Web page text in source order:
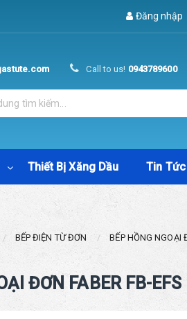
Đăng nhập
Call to us! 0943789600
Thiết Bị Xăng Dầu Tin Tức
BẾP ĐIỆN TỪ ĐƠN BẾP HỒNG NGOẠI
ĐƠN FABER FB-EFS